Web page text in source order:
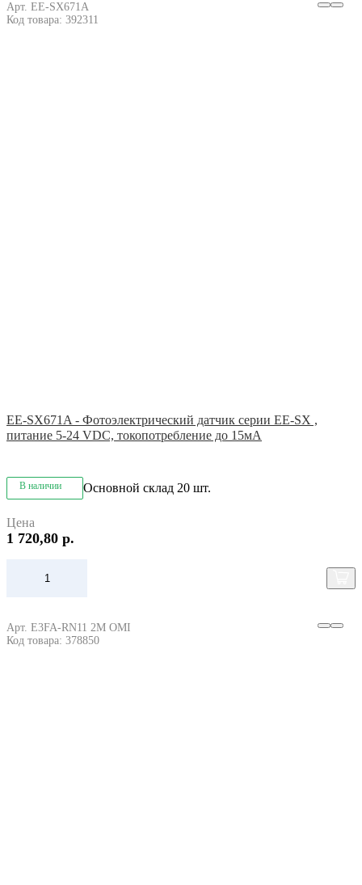
Арт. EE-SX671A
Код товара: 392311
EE-SX671A - Фотоэлектрический датчик серии EE-SX ,
питание 5-24 VDC, токопотребление до 15мА
В наличии Основной склад 20 шт.
Цена
1 720,80 р.
Арт. E3FA-RN11 2M OMI
Код товара: 378850